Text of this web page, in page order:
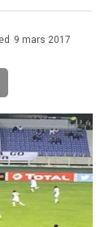
9 mars 2017